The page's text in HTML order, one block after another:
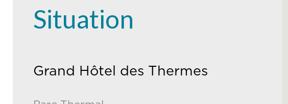
Situation
Grand Hôtel des Thermes